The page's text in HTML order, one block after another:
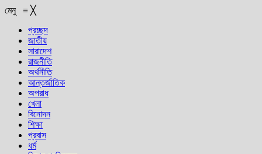
মেনু ≡ ╳
প্রচ্ছদ
জাতীয়
সারাদেশ
রাজনীতি
অর্থনীতি
আন্তর্জাতিক
অপরাধ
খেলা
বিনোদন
শিক্ষা
প্রবাস
ধর্ম